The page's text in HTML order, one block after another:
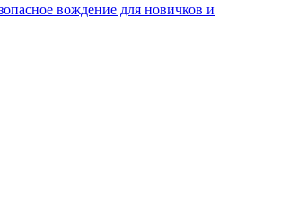
вождение для новичков и